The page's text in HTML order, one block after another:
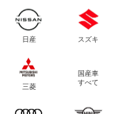
日産 スズキ
三菱
国産車
すべて